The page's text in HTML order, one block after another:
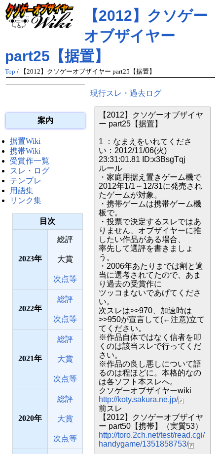
【2012】クソゲー
オブザイヤー
part25【据置】
Top / 【2012】クソゲーオブザイヤー part25【据置】
案内
据置Wiki
携帯Wiki
受賞作一覧
スレ・ログ
テンプレ
用語集
リンク集
目次
2023
総評
大賞
次点等
2022
総評
次点等
2021
総評
大賞
次点等
2020
総評
大賞
次点等
現行スレ・過去ログ
【2012】クソゲーオブザイヤ
ー part25【据置】
1 ：なまえをいれてくださ
い：2012/11/06(火)
23:31:01.81 ID:x3BsgTqj
ルール
・家庭用据え置きゲーム機で
2012年1/1～12/31に発売され
たゲームが対象。
・携帯ゲームは携帯ゲーム機
板で。
・投票で決定するスレではあ
りません、オブザイヤーに推
したい作品がある場合、
率先して選評を書きましょ
う。
・2006年あたりまでは割と適
当に選考されてたので、あま
り過去の受賞作に
ツッコまないであげてくださ
い。
次スレは>>970、加速時は
>>950が宣言して(←注意)立て
てください。
※作品自体ではなく信者を叩
くのは該当スレで行ってくだ
さい。
※作品の良し悪しについて語
るのは程ほどに。本格的なの
は各ソフト本スレへ。
クソゲーオブザイヤーwiki
http://koty.sakura.ne.jp/
前スレ
【2012】クソゲーオブザイヤ
ー part50【携帯】（実質53）
http://toro.2ch.net/test/read.cgi/
handygame/1351858753/